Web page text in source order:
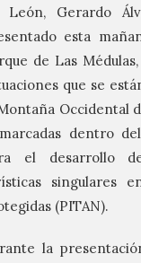
León, Gerardo
esta
de Las
que se
Occidental
dentro
el desarrollo
singulares
(PITAN).
la